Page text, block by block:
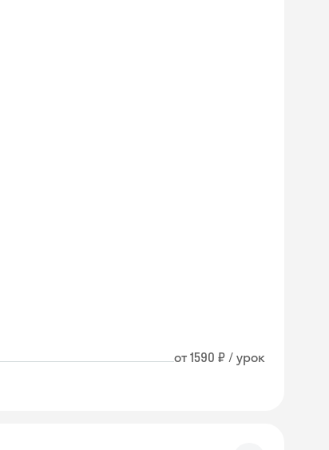
от 1590 ₽ / урок